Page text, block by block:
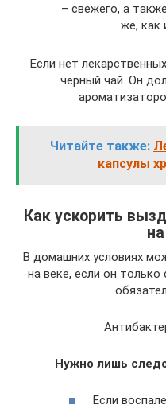
– свежего, а
же, как
Если нет
черный чай. Он
Читайте также:
капсулы
Как ускорить
В домашних условиях
на веке, если он
Нужно лишь
Если